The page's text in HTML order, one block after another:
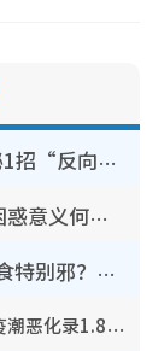
WhatsApp预设贴图怎么删？揭秘1招“反向操作”还原简洁界面 附3步实测教程
香港山边铁闸边门大开？内地客困惑意义何在！网友神回复：这种叫法理性防御
鬼门开2026｜农历七月撞正日全食特别邪？专家警告切忌做一事！揭4大禁忌+2招保平安
夺命寄生虫｜食生菜狂泻首现死者！疫潮恶化录1.8万宗病例 揭洗菜3大谬误